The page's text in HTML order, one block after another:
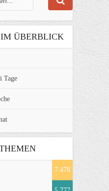
ÜBERBLICK
Tage
7.478